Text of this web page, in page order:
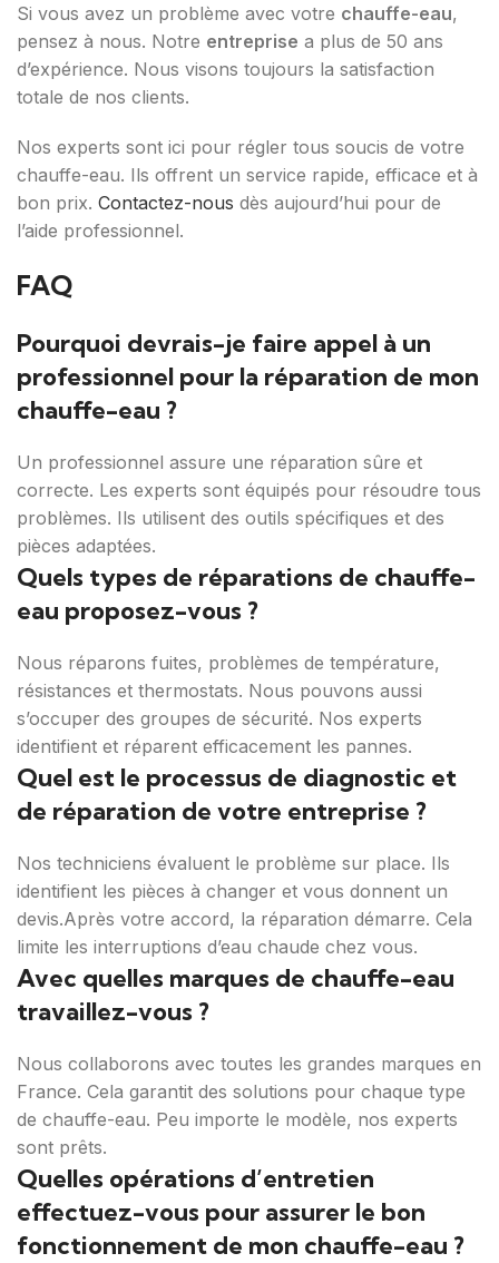
Si vous avez un problème avec votre chauffe-eau,
pensez à nous. Notre entreprise a plus de 50 ans
d’expérience. Nous visons toujours la satisfaction
totale de nos clients.
Nos experts sont ici pour régler tous soucis de votre
chauffe-eau. Ils offrent un service rapide, efficace et à
bon prix. Contactez-nous dès aujourd’hui pour de
l’aide professionnel.
FAQ
Pourquoi devrais-je faire appel à un
professionnel pour la réparation de mon
chauffe-eau ?
Un professionnel assure une réparation sûre et
correcte. Les experts sont équipés pour résoudre tous
problèmes. Ils utilisent des outils spécifiques et des
pièces adaptées.
Quels types de réparations de chauffe-
eau proposez-vous ?
Nous réparons fuites, problèmes de température,
résistances et thermostats. Nous pouvons aussi
s’occuper des groupes de sécurité. Nos experts
identifient et réparent efficacement les pannes.
Quel est le processus de diagnostic et
de réparation de votre entreprise ?
Nos techniciens évaluent le problème sur place. Ils
identifient les pièces à changer et vous donnent un
devis.Après votre accord, la réparation démarre. Cela
limite les interruptions d’eau chaude chez vous.
Avec quelles marques de chauffe-eau
travaillez-vous ?
Nous collaborons avec toutes les grandes marques en
France. Cela garantit des solutions pour chaque type
de chauffe-eau. Peu importe le modèle, nos experts
sont prêts.
Quelles opérations d’entretien
effectuez-vous pour assurer le bon
fonctionnement de mon chauffe-eau ?